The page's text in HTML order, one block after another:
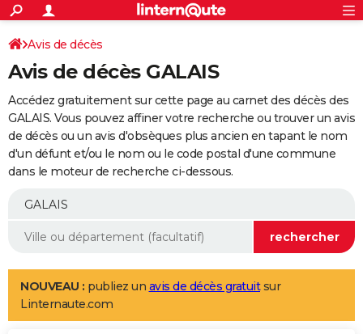
ACTUALITÉS
Politique
Société
Faits Divers
Education
Monde
Villes
+
SPORT
Coupe du monde 2026
Football
Tennis
Cyclisme
Rugby
Forum
Programme TV
TNT
Streaming
Cinéma
Sorties cinéma
Musique
+
FINANCE
Retraite
Impôts
Epargne
Immobilier
Risques naturels par ville
Banque
Assurance
Crédit
AUTO
Essais
Réserver un essai
Citadines
Berlines
SUV
Forum auto
+
Mobiles
Meilleur smartphone
Internet
Ordinateurs
Jeux vidéo
Guide high-tech
Aménagement intérieur
LIFESTYLE
Art de vivre
Bien-être
Loisirs
Mode
Modes de vie
Avis de décès
Avis de décès GALAIS
Accédez gratuitement sur cette page au carnet des décès des
GALAIS. Vous pouvez affiner votre recherche ou trouver un avis
de décès ou un avis d'obsèques plus ancien en tapant le nom
d'un défunt et/ou le nom ou le code postal d'une commune
dans le moteur de recherche ci-dessous.
NOUVEAU : publiez un avis de décès gratuitsur
Linternaute.com